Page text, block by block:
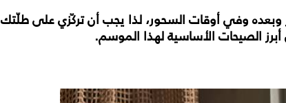
وفي أوقات السحور، لذا يجب أن تركّزي على طلّتك
الصيحات الأساسية لهذا الموسم.